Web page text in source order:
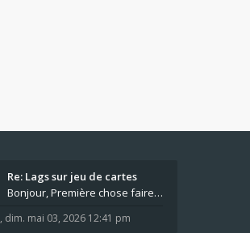
Re: Lags sur jeu de cartes
Bonjour, Première chose faire un arrêt complet de
, dim. mai 03, 2026 12:41 pm